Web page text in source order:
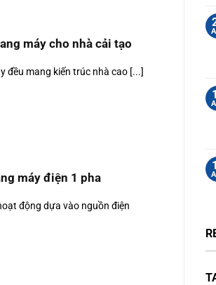
máy cho nhà cải tạo
đều mang kiến trúc nhà cao [...]
máy điện 1 pha
động dựa vào nguồn điện